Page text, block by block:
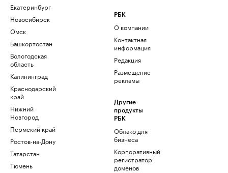
Екатеринбург
Новосибирск
Омск
Башкортостан
Вологодская
область
Калининград
Краснодарский
край
Нижний
Новгород
Пермский край
Ростов-на-Дону
Татарстан
Тюмень
РБК
О компании
Контактная
информация
Редакция
Размещение
рекламы
Другие
продукты
РБК
Облако для
бизнеса
Корпоративный
регистратор
доменов